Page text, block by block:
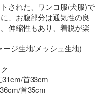
された、ワンコ服(犬服)で
、お腹部分は通気性の良
伸縮性もあり、着脱が楽
ジ生地/メッシュ生地)
31cm/首33cm
首35cm